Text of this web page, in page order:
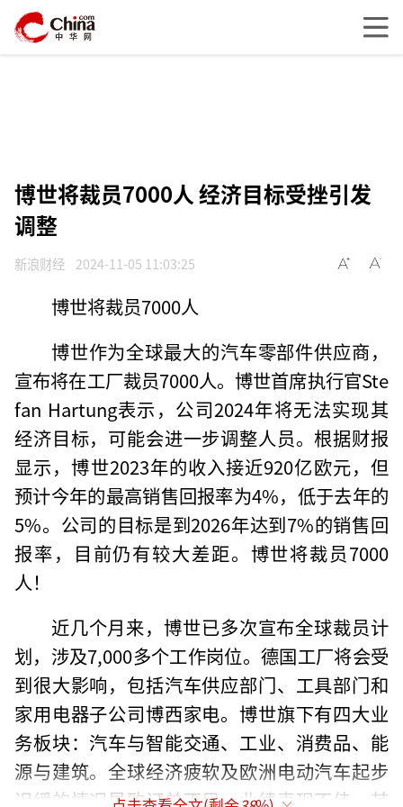
博世将裁员7000人 经济目标受挫引发
调整
新浪财经 2024-11-05 11:03:25
博世将裁员7000人
博世作为全球最大的汽车零部件供应商，
宣布将在工厂裁员7000人。博世首席执行官Ste
fan Hartung表示，公司2024年将无法实现其
经济目标，可能会进一步调整人员。根据财报
显示，博世2023年的收入接近920亿欧元，但
预计今年的最高销售回报率为4%，低于去年的
5%。公司的目标是到2026年达到7%的销售回
报率，目前仍有较大差距。博世将裁员7000
人！
近几个月来，博世已多次宣布全球裁员计
划，涉及7,000多个工作岗位。德国工厂将会受
到很大影响，包括汽车供应部门、工具部门和
家用电器子公司博西家电。博世旗下有四大业
务板块：汽车与智能交通、工业、消费品、能
源与建筑。全球经济疲软及欧洲电动汽车起步
迟缓的情况导致订单不足，业绩表现不佳。其